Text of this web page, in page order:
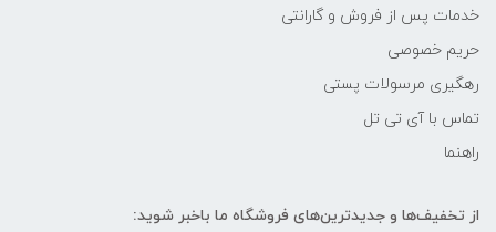
خدمات پس از فروش و گارانتی
حریم خصوصی
رهگیری مرسولات پستی
تماس با آی تی تل
راهنما
از تخفیف‌ها و جدیدترین‌های فروشگاه ما باخبر شوید: